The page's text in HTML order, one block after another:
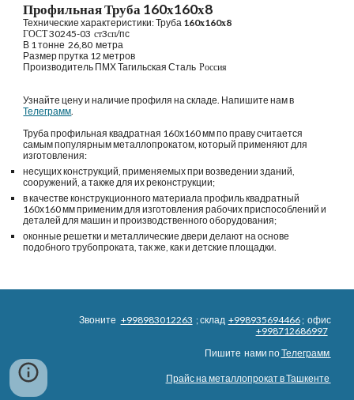
Профильная Труба 160х160х8
Технические характеристики: Труба 160х160х8
ГОСТ 30245-03  ст3сп/пс
В 1 тонне 26,80 метра
Размер прутка 12 метров
Производитель ПМХ Тагильская Сталь
  Россия
Телеграмм.
Труба профильная квадратная 160х160 мм по праву считается
самым популярным металлопрокатом, который применяют для
изготовления:
несущих конструкций, применяемых при возведении зданий,
сооружений, а также для их реконструкции;
в качестве конструкционного материала профиль квадратный
160х160 мм применим для изготовления рабочих приспособлений и
деталей для машин и производственного оборудования;
оконные решетки и металлические двери делают на основе
подобного трубопроката, так же, как и детские площадки.
Звоните +998983012263 ; склад +998935694466; офис
+998712686997
Пишите нами поТелеграмм
Прайс на металлопрокат в Ташкенте